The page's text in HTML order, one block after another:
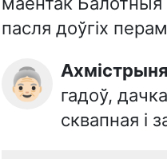
пасля доўгіх
👵🏻
гадоў,
сквапная і